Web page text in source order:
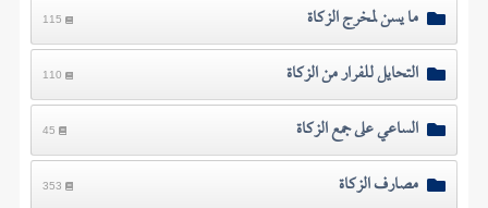
ما يسن لمخرج الزكاة 115
التحايل للفرار من الزكاة 110
الساعي على جمع الزكاة 45
مصارف الزكاة 353